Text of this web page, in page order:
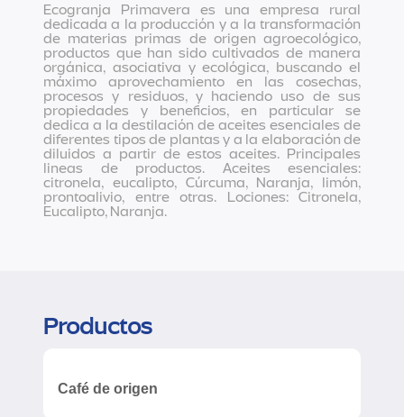
Ecogranja Primavera es una empresa rural
dedicada a la producción y a la transformación
de materias primas de origen agroecológico,
productos que han sido cultivados de manera
orgánica, asociativa y ecológica, buscando el
máximo aprovechamiento en las cosechas,
procesos y residuos, y haciendo uso de sus
propiedades y beneficios, en particular se
dedica a la destilación de aceites esenciales de
diferentes tipos de plantas y a la elaboración de
diluidos a partir de estos aceites. Principales
lineas de productos. Aceites esenciales:
citronela, eucalipto, Cúrcuma, Naranja, limón,
prontoalivio, entre otras. Lociones: Citronela,
Eucalipto, Naranja.
Productos
Café de origen